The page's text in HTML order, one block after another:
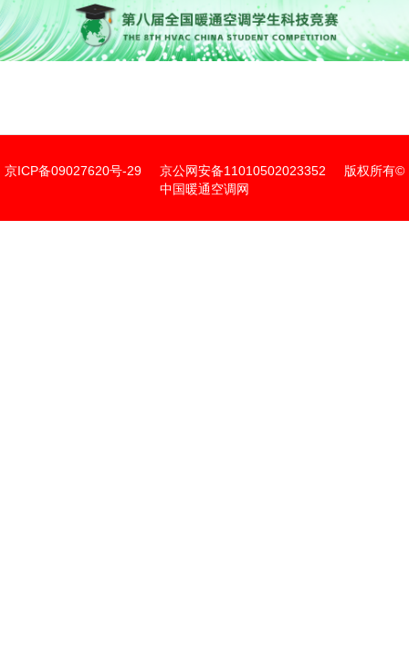
京ICP备09027620号-29 京公网安备11010502023352 版权所有©
中国暖通空调网